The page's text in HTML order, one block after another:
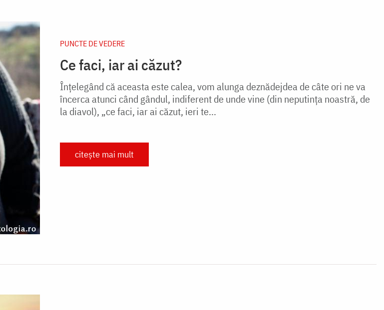
PUNCTE DE VEDERE
Ce faci, iar ai căzut?
Înțelegând că aceasta este calea, vom alunga deznădejdea de câte ori ne va
încerca atunci când gândul, indiferent de unde vine (din neputința noastră, de
la diavol), „ce faci, iar ai căzut, ieri te...
citește mai mult